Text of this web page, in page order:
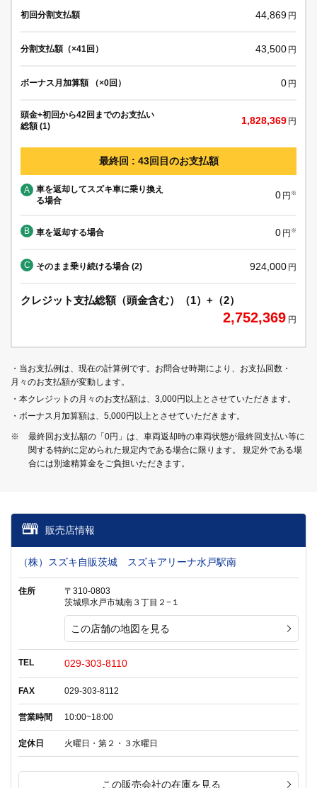
初回分割支払額 44,869 円
分割支払額（×41回） 43,500 円
ボーナス月加算額 （×0回） 0 円
頭金+初回から42回までのお支払い
総額 (1)
1,828,369 円
最終回 : 43回目のお支払額
A
車を返却してスズキ車に乗り換え
る場合
0 円 ※
B 車を返却する場合 0 円 ※
C そのまま乗り続ける場合 (2) 924,000 円
クレジット支払総額（頭金含む）（1）+（2）
2,752,369 円
・当お支払例は、現在の計算例です。お問合せ時期により、お支払回数・
月々のお支払額が変動します。
・本クレジットの月々のお支払額は、3,000円以上とさせていただきます。
・ボーナス月加算額は、5,000円以上とさせていただきます。
※
最終回お支払額の「0円」は、車両返却時の車両状態が最終回支払い等に
関する特約に定められた規定内である場合に限ります。 規定外である場
合には別途精算金をご負担いただきます。
販売店情報
（株）スズキ自販茨城 スズキアリーナ水戸駅南
住所
〒310-0803
茨城県水戸市城南３丁目２−１
この店舗の地図を見る
TEL 029-303-8110
FAX 029-303-8112
営業時間 10:00~18:00
定休日 火曜日・第２・３水曜日
この販売会社の在庫を見る